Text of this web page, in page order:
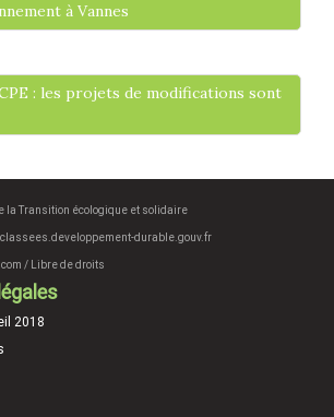
à Vannes
: les projets de modifications sont
la Transition écologique et solidaire
durable.gouv.fr
/ Libre de droits
légales
2018